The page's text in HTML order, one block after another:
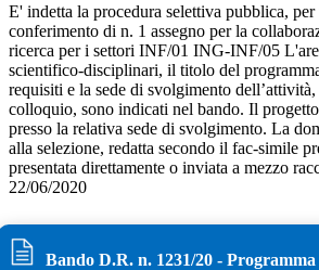
E' indetta la procedura selettiva pubblica,
conferimento di n. 1 assegno per la
ricerca per i settori INF/01 ING-INF/05
scientifico-disciplinari, il titolo del
requisiti e la sede di svolgimento
colloquio, sono indicati nel bando. Il
presso la relativa sede di svolgimento. La
alla selezione, redatta secondo il fac-simile
presentata direttamente o inviata a mezzo
22/06/2020
Bando D.R. n. 1231/20 -